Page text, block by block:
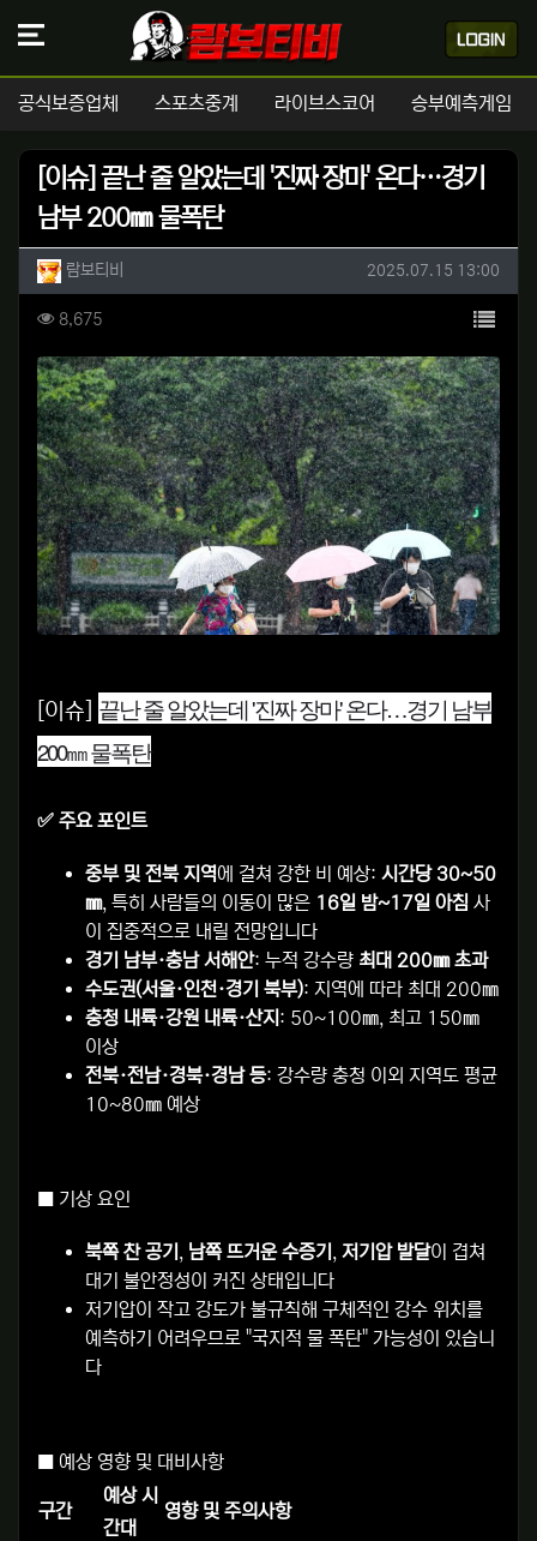
공식보증업체 스포츠중계 라이브스코어 승부예측게임
[이슈] 끝난 줄 알았는데 '진짜 장마' 온다…경기
남부 200㎜ 물폭탄
작성자 정보
람보티비 작성일
2025.07.15 13:00
컨텐츠 정보
8,675조회 목록
본문
[이슈] 끝난 줄 알았는데 '진짜 장마' 온다…경기 남부
200㎜ 물폭탄
✅ 주요 포인트
중부 및 전북 지역에 걸쳐 강한 비 예상: 시간당 30~50
㎜, 특히 사람들의 이동이 많은 16일 밤~17일 아침 사
이 집중적으로 내릴 전망입니다
경기 남부·충남 서해안: 누적 강수량 최대 200㎜ 초과
수도권(서울·인천·경기 북부): 지역에 따라 최대 200㎜
충청 내륙·강원 내륙·산지 : 50~100㎜, 최고 150㎜
이상
전북·전남·경북·경남 등: 강수량 충청 이외 지역도 평균
10~80㎜ 예상
■ 기상 요인
북쪽 찬 공기 , 남쪽 뜨거운 수증기 , 저기압 발달이 겹쳐
대기 불안정성이 커진 상태입니다
저기압이 작고 강도가 불규칙해 구체적인 강수 위치를
예측하기 어려우므로 "국지적 물 폭탄" 가능성이 있습니
다
■ 예상 영향 및 대비사항
구간
예상 시
간대
영향 및 주의사항